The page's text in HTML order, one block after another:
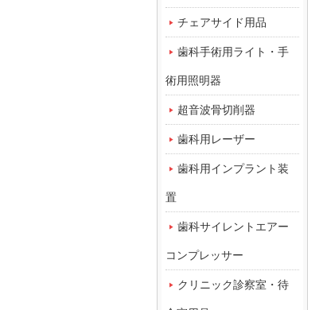
チェアサイド用品
歯科手術用ライト・手
術用照明器
超音波骨切削器
歯科用レーザー
歯科用インプラント装
置
歯科サイレントエアー
コンプレッサー
クリニック診察室・待